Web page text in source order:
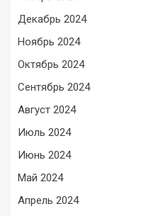
Декабрь 2024
Ноябрь 2024
Октябрь 2024
Сентябрь 2024
Август 2024
Июль 2024
Июнь 2024
Май 2024
Апрель 2024